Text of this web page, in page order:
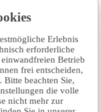
Erlebnis
erforderliche
Betrieb
frei entscheiden,
Bitte beachten Sie,
die volle
nicht mehr zur